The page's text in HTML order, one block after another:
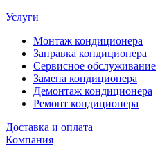
Услуги
Монтаж кондиционера
Заправка кондиционера
Сервисное обслуживание
Замена кондиционера
Демонтаж кондиционера
Ремонт кондиционера
Доставка и оплата
Компания